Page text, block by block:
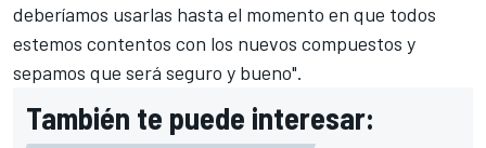
deberíamos usarlas hasta el momento en que todos
estemos contentos con los nuevos compuestos y
sepamos que será seguro y bueno".
También te puede interesar: